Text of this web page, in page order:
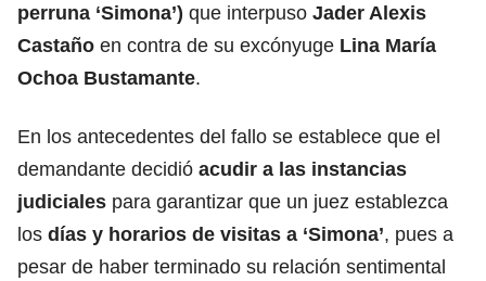
perruna ‘Simona’) que interpuso Jader Alexis
Castaño en contra de su excónyuge Lina María
Ochoa Bustamante.
En los antecedentes del fallo se establece que el
demandante decidió acudir a las instancias
judiciales para garantizar que un juez establezca
los días y horarios de visitas a ‘Simona’, pues a
pesar de haber terminado su relación sentimental